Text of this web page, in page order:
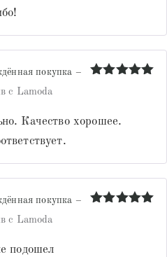
покупка –
с Lamoda
Качество хорошее.
покупка –
с Lamoda
подошел